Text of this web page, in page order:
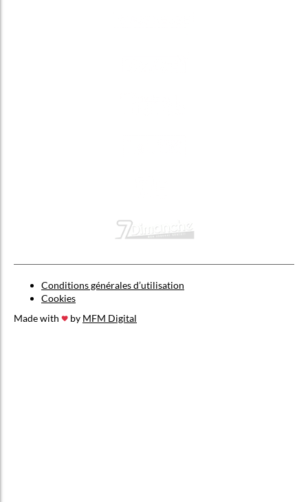
Conditions générales d’utilisation
Cookies
Made with
by MFM Digital